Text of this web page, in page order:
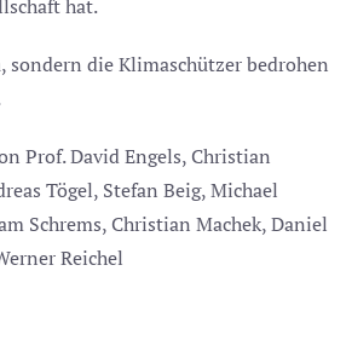
hat.
sondern die Klimaschützer bedrohen
Prof. David Engels, Christian
Tögel, Stefan Beig, Michael
Schrems, Christian Machek, Daniel
Reichel